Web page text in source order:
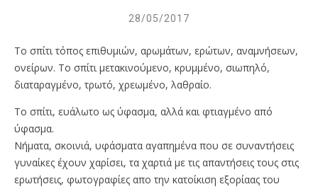
28/05/2017
Το σπίτι τόπος επιθυμιών, αρωμάτων, ερώτων, αναμνήσεων,
ονείρων. Tο σπίτι μετακινούμενο, κρυμμένο, σιωπηλό,
διαταραγμένο, τρωτό, χρεωμένο, λαθραίο.
Το σπίτι, ευάλωτο ως ύφασμα, αλλά και φτιαγμένο από
ύφασμα.
Νήματα, σκοινιά, υφάσματα αγαπημένα που σε συναντήσεις
γυναίκες έχουν χαρίσει, τα χαρτιά με τις απαντήσεις τους στις
ερωτήσεις, φωτογραφίες απο την κατοίκιση εξορίαας του